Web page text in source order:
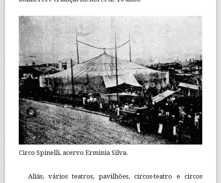
Circo Spinelli, acervo Erminia Silva.
Aliás, vários teatros, pavilhões, circos-teatro e circos